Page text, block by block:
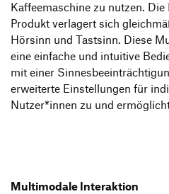
Kaffeemaschine zu nutzen.
Produkt verlagert sich
Hörsinn und Tastsinn. Diese
eine einfache und intuitive
mit einer
erweiterte Einstellungen für
Nutzer*innen zu und
Multimodale Interaktion